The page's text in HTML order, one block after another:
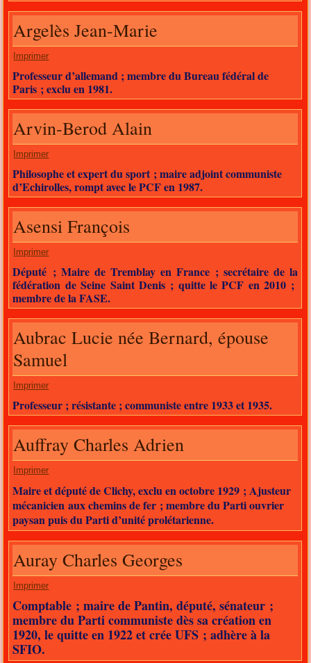
Argelès Jean-Marie
Imprimer
Professeur d’allemand ; membre du Bureau fédéral de
Paris ; exclu en 1981.
Arvin-Berod Alain
Imprimer
Philosophe et expert du sport ; maire adjoint communiste
d’Echirolles, rompt avec le PCF en 1987.
Asensi François
Imprimer
Député ; Maire de Tremblay en France ; secrétaire de la
fédération de Seine Saint Denis ; quitte le PCF en 2010 ;
membre de la FASE.
Aubrac Lucie née Bernard, épouse
Samuel
Imprimer
Professeur ; résistante ; communiste entre 1933 et 1935.
Auffray Charles Adrien
Imprimer
Maire et député de Clichy, exclu en octobre 1929 ; Ajusteur
mécanicien aux chemins de fer ; membre du Parti ouvrier
paysan puis du Parti d’unité prolétarienne.
Auray Charles Georges
Imprimer
Comptable ; maire de Pantin, député, sénateur ;
membre du Parti communiste dès sa création en
1920, le quitte en 1922 et crée UFS ; adhère à la
SFIO.